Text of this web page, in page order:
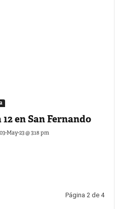
en San Fernando
03-May-23 @ 3:18 pm
Página 2 de 4